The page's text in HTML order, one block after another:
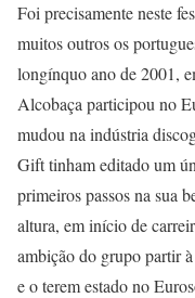
Foi precisamente neste
muitos outros os
longínquo ano de 2001,
Alcobaça participou no
mudou na indústria
Gift tinham editado um
primeiros passos na sua
altura, em início de
ambição do grupo partir
e o terem estado no